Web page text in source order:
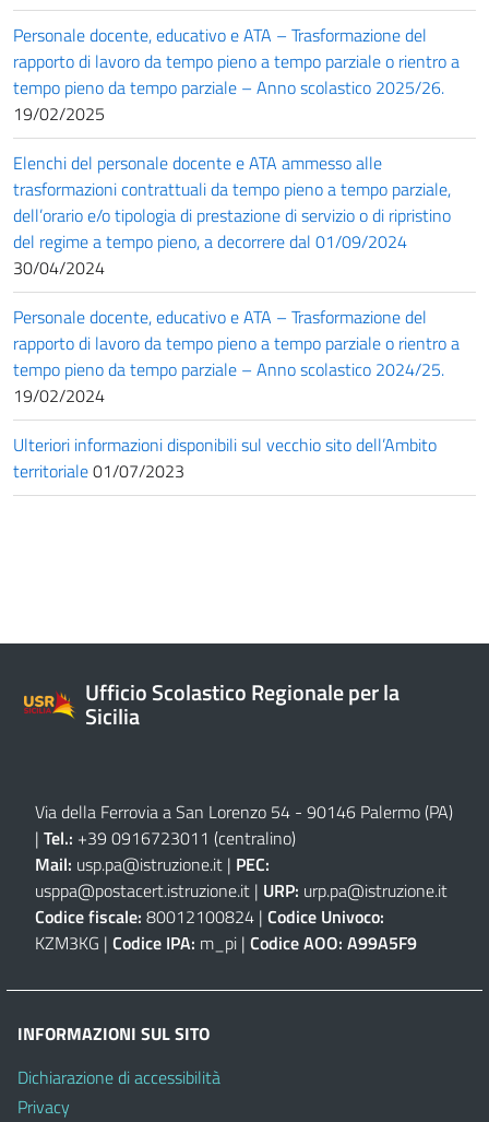
Personale docente, educativo e ATA – Trasformazione del
rapporto di lavoro da tempo pieno a tempo parziale o rientro a
tempo pieno da tempo parziale – Anno scolastico 2025/26.
19/02/2025
Elenchi del personale docente e ATA ammesso alle
trasformazioni contrattuali da tempo pieno a tempo parziale,
dell’orario e/o tipologia di prestazione di servizio o di ripristino
del regime a tempo pieno, a decorrere dal 01/09/2024
30/04/2024
Personale docente, educativo e ATA – Trasformazione del
rapporto di lavoro da tempo pieno a tempo parziale o rientro a
tempo pieno da tempo parziale – Anno scolastico 2024/25.
19/02/2024
Ulteriori informazioni disponibili sul vecchio sito dell’Ambito
territoriale01/07/2023
Ufficio Scolastico Regionale per la
Sicilia
Via della Ferrovia a San Lorenzo 54 - 90146 Palermo (PA)
| Tel.: +39 0916723011 (centralino)
Mail: usp.pa@istruzione.it | PEC:
usppa@postacert.istruzione.it | URP: urp.pa@istruzione.it
Codice fiscale: 80012100824 | Codice Univoco:
KZM3KG | Codice IPA: m_pi | Codice AOO: A99A5F9
INFORMAZIONI SUL SITO
Dichiarazione di accessibilità
Privacy